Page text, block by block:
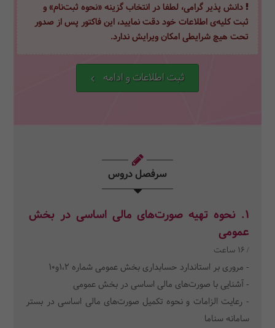
دانش پذیر گرامی، لطفا در انتخاب گزینه «نحوه ثبت‌نام» و
ثبت کلیه‌ی اطلاعات خود دقت نمایید، این فاکتور پس از صدور
تحت هیچ شرایطی امکان ویرایش ندارد.
ثبت اطلاعات و ادامه
سرفصل دروس
1. نحوه تهیه صورت‌های مالی اساسی در بخش
عمومی
/ 16 ساعت
- مروری بر استاندارد حسابداری بخش عمومی شماره ۱،۲و۱۰
- آشنایی با صورت‌های مالی اساسی در بخش عمومی
- رعایت الزامات و نحوه تکمیل صورت‌های مالی اساسی در بستر
سامانه سناما